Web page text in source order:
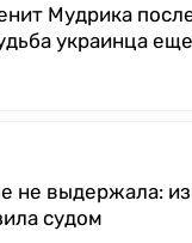
Мудрика
украинца
не выдержала:
судом